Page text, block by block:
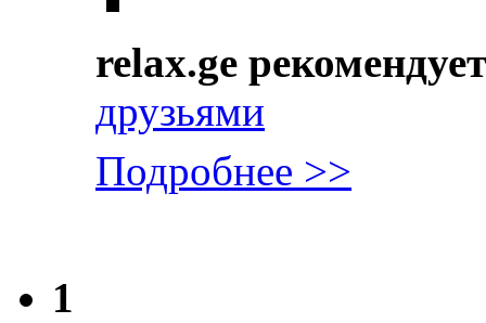
relax.ge рекомендует
друзьями
Подробнее >>
1